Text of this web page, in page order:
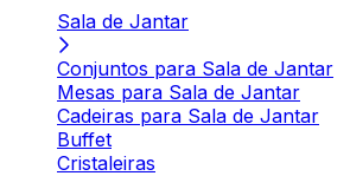
Sala de Jantar
Conjuntos para Sala de Jantar
Mesas para Sala de Jantar
Cadeiras para Sala de Jantar
Buffet
Cristaleiras